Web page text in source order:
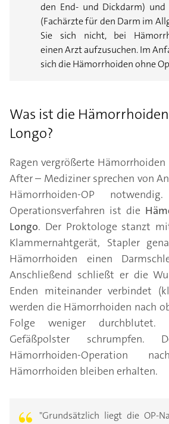
den End- und Dickdarm) und
(Fachärzte für den Darm im
Sie sich nicht, bei
einen Arzt aufzusuchen. Im
sich die Hämorrhoiden ohne
Was ist die
Longo?
Ragen vergrößerte
After – Mediziner sprechen von
Hämorrhoiden-OP
Operationsverfahren ist die
Longo. Der Proktologe stanzt
Klammernahtgerät, Stapler
Hämorrhoiden einen
Anschließend schließt er die
Enden miteinander verbindet
werden die Hämorrhoiden nach
Folge weniger durchblutet.
Gefäßpolster
Hämorrhoiden-Operation
Hämorrhoiden bleiben erhalten.
"Grundsätzlich liegt die OP-